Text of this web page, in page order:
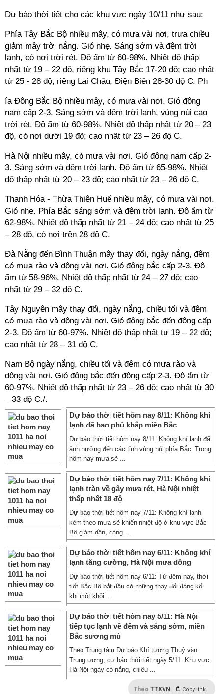
Dự báo thời tiết cho các khu vực ngày 10/11 như sau:
Phía Tây Bắc Bộ nhiều mây, có mưa vài nơi, trưa chiều
giảm mây trời nắng. Gió nhẹ. Sáng sớm và đêm trời
lạnh, có nơi trời rét. Độ ẩm từ 60-98%. Nhiệt độ thấp
nhất từ 19 – 22 độ, riêng khu Tây Bắc 17-20 độ; cao nhất
từ 25 - 28 độ, riêng Lai Châu, Điện Biên 28-30 độ C. Ph
ía Đông Bắc Bộ nhiều mây, có mưa vài nơi. Gió đông
nam cấp 2-3. Sáng sớm và đêm trời lạnh, vùng núi cao
trời rét. Độ ẩm từ 60-98%. Nhiệt độ thấp nhất từ 20 – 23
độ, có nơi dưới 19 độ; cao nhất từ 23 – 26 độ C.
Hà Nội nhiều mây, có mưa vài nơi. Gió đông nam cấp 2-
3. Sáng sớm và đêm trời lạnh. Độ ẩm từ 65-98%. Nhiệt
độ thấp nhất từ 20 – 23 độ; cao nhất từ 23 – 26 độ C.
Thanh Hóa - Thừa Thiên Huế nhiều mây, có mưa vài nơi.
Gió nhẹ. Phía Bắc sáng sớm và đêm trời lạnh. Độ ẩm từ
62-98%. Nhiệt độ thấp nhất từ 21 – 24 độ; cao nhất từ 25
– 28 độ, có nơi trên 28 độ C.
Đà Nẵng đến Bình Thuận mây thay đổi, ngày nắng, đêm
có mưa rào và dông vài nơi. Gió đông bắc cấp 2-3. Độ
ẩm từ 58-96%. Nhiệt độ thấp nhất từ 24 – 27 độ; cao
nhất từ 29 – 32 độ C.
Tây Nguyên mây thay đổi, ngày nắng, chiều tối và đêm
có mưa rào và dông vài nơi. Gió đông bắc đến đông cấp
2-3. Độ ẩm từ 60-97%. Nhiệt độ thấp nhất từ 19 – 22 độ;
cao nhất từ 28 – 31 độ C.
Nam Bộ ngày nắng, chiều tối và đêm có mưa rào và
dông vài nơi. Gió đông bắc đến đông cấp 2-3. Độ ẩm từ
60-97%. Nhiệt độ thấp nhất từ 23 – 26 độ; cao nhất từ 30
– 33 độ C./.
Dự báo thời tiết hôm nay 8/11: Không khí
lạnh đã bao phủ khắp miền Bắc
Dự báo thời tiết hôm nay 8/11: Không khí lạnh đã
ảnh hưởng đến các tỉnh vùng núi phía Bắc. Trong
hôm nay mưa sẽ ...
Dự báo thời tiết hôm nay 7/11: Không khí
lạnh tràn về gây mưa rét, Hà Nội nhiệt
thấp nhất 18 độ
Dự báo thời tiết hôm nay 7/11: Không khí lạnh
kèm theo mưa sẽ khiến nhiệt độ ở khu vực Bắc
Bộ giảm dần, càng ...
Dự báo thời tiết hôm nay 6/11: Không khí
lạnh tăng cường, Hà Nội mưa dông
Dự báo thời tiết hôm nay 6/11: Từ đêm nay, thời
tiết Bắc Bộ bắt đầu có những thay đổi đáng kể
khi một khối ...
Dự báo thời tiết hôm nay 5/11: Hà Nội
tiếp tục lạnh về đêm và sáng sớm, miền
Bắc sương mù
Theo Trung tâm Dự báo Khí tượng Thuỷ văn
Trung ương, dự báo thời tiết ngày 5/11: Khu vực
Hà Nội ngày có nắng, chiều ...
Theo TTXVN Copy link